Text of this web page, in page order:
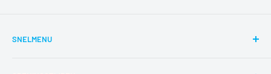
SNELMENU